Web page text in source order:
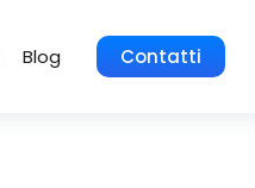
Blog Contatti